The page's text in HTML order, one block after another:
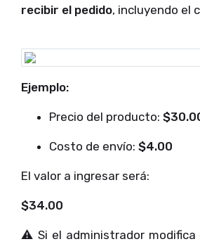
recibir el pedido, incluyendo el
Ejemplo:
Precio del producto:
Costo de envío: $4.00
El valor a ingresar será:
$34.00
⚠️ Si el administrador modifica